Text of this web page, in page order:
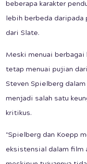
beberapa karakter
lebih berbeda daripada
dari Slate.
Meski menuai
tetap menuai pujian
Steven Spielberg
menjadi salah satu
kritikus.
"Spielberg dan Koepp
eksistensial dalam film